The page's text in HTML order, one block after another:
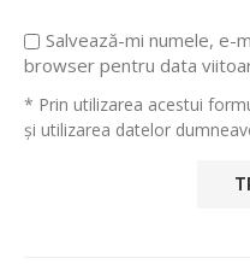
Salvează-mi numele, e-
browser pentru data
* Prin utilizarea acestui
și utilizarea datelor